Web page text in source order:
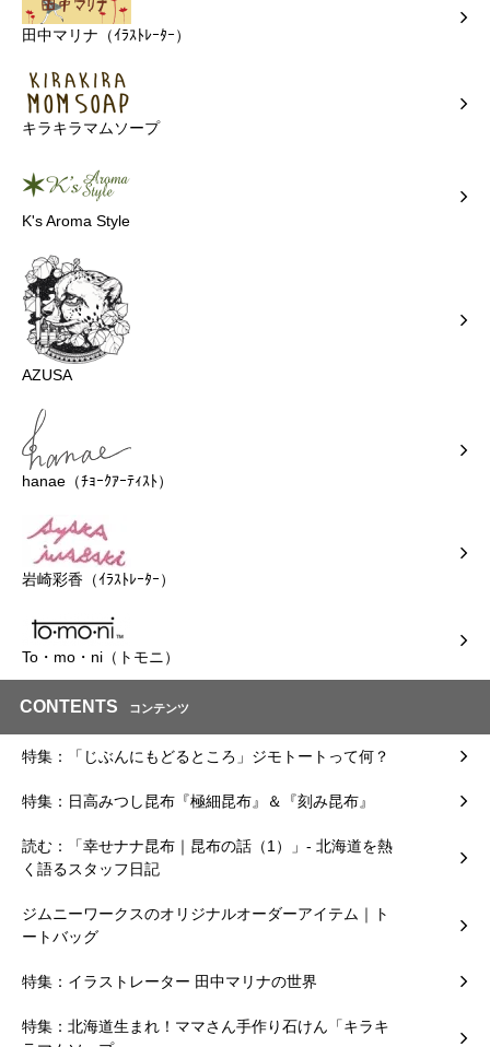
田中マリナ（ｲﾗｽﾄﾚｰﾀｰ）
キラキラマムソープ
K's Aroma Style
AZUSA
hanae（ﾁｮｰｸｱｰﾃｨｽﾄ）
岩崎彩香（ｲﾗｽﾄﾚｰﾀｰ）
To・mo・ni（トモニ）
CONTENTS コンテンツ
特集：「じぶんにもどるところ」ジモトートって何？
特集：日高みつし昆布『極細昆布』＆『刻み昆布』
読む：「幸せナナ昆布｜昆布の話（1）」- 北海道を熱
く語るスタッフ日記
ジムニーワークスのオリジナルオーダーアイテム｜ト
ートバッグ
特集：イラストレーター 田中マリナの世界
特集：北海道生まれ！ママさん手作り石けん「キラキ